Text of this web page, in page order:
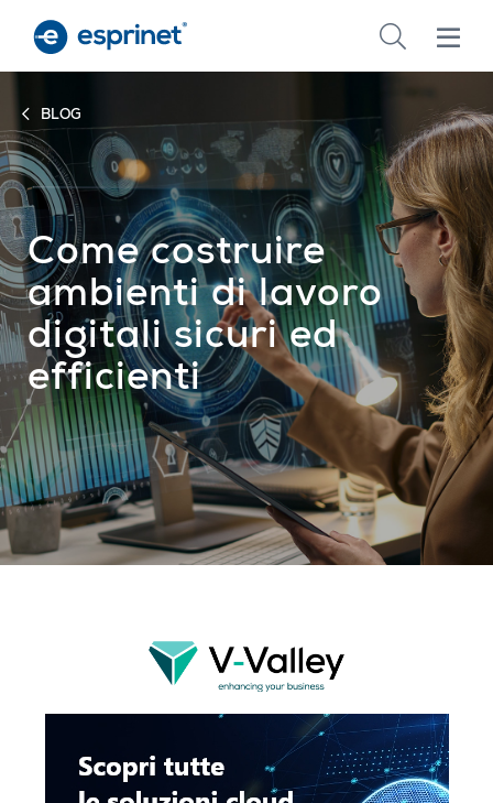
main
BLOG
Come costruire
ambienti di lavoro
digitali sicuri ed
efficienti